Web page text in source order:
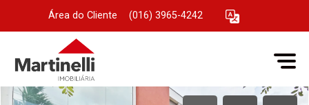
Área do Cliente (016) 3965-4242